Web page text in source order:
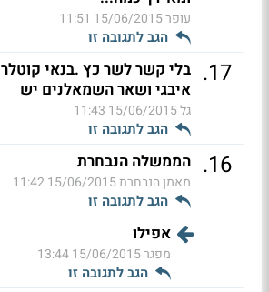
עופר15/06/2015 11:51
הגב לתגובה זו
17
. בלי קשר לשר כץ .בנאי קוטלר
איבגי ושאר השמאלנים יש
גל15/06/2015 11:43
הגב לתגובה זו
16
. הממשלה הנבחרת
מאמן הנבחרת15/06/2015 11:42
הגב לתגובה זו
אפילו
מפגר15/06/2015 13:44
הגב לתגובה זו